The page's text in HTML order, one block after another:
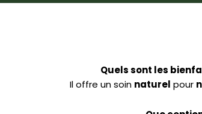
Quels sont les
Il offre un soin naturel pour